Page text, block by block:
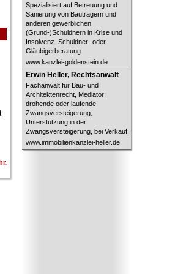
Spezialisiert auf Betreuung und
Sanierung von Bauträgern und
anderen gewerblichen
(Grund-)Schuldnern in Krise und
Insolvenz. Schuldner- oder
Gläubigerberatung.
www.kanzlei-goldenstein.de
Erwin Heller, Rechtsanwalt
Erwin Heller, Rechtsanwalt
Fachanwalt für Bau- und
Architektenrecht, Mediator;
drohende oder laufende
Zwangsversteigerung;
Unterstützung in der
Zwangsversteigerung, bei Verkauf,
www.immobilienkanzlei-heller.de